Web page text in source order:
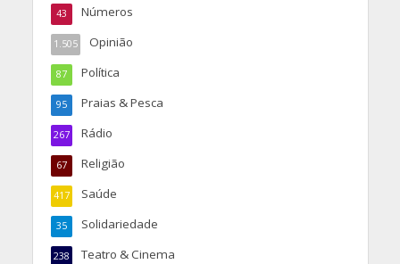
Números
43
Opinião
1.505
Política
87
Praias & Pesca
95
Rádio
267
Religião
67
Saúde
417
Solidariedade
35
Teatro & Cinema
238